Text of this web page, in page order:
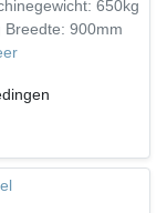
650kg
Breedte: 900mm